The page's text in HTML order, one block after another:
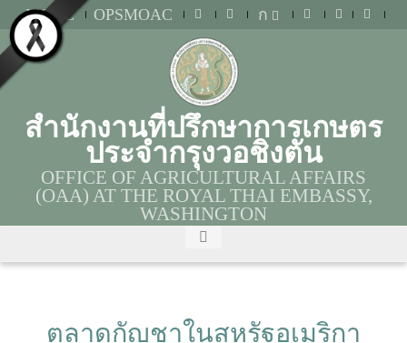
MOAC OPSMOAC ก
สำนักงานที่ปรึกษาการเกษตร
ประจำกรุงวอชิงตัน
OFFICE OF AGRICULTURAL AFFAIRS
(OAA) AT THE ROYAL THAI EMBASSY,
WASHINGTON
ตลาดกัญชาในสหรัฐอเมริกา